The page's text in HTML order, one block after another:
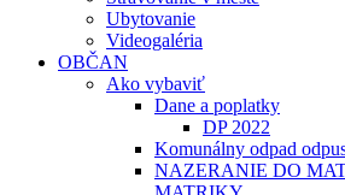
Ubytovanie
Videogaléria
OBČAN
Ako vybaviť
Dane a poplatky
DP 2022
Komunálny odpad
NAZERANIE DO